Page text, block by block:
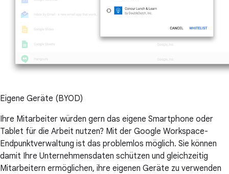
Eigene Geräte (BYOD)
Ihre Mitarbeiter würden gern das eigene Smartphone oder
Tablet für die Arbeit nutzen? Mit der Google Workspace-
Endpunktverwaltung ist das problemlos möglich. Sie können
damit Ihre Unternehmensdaten schützen und gleichzeitig
Mitarbeitern ermöglichen, ihre eigenen Geräte zu verwenden